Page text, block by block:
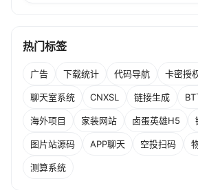
热门标签
广告 下载统计 代码导航 卡密授
聊天室系统 CNXSL 链接生成
海外项目 家装网站 卤蛋英雄H5
图片站源码 APP聊天 空投扫码
测算系统